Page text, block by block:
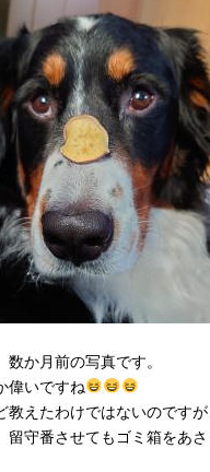
数か月前の写真です。
偉いですね
教えたわけではないのです
留守番させてもゴミ箱をあ